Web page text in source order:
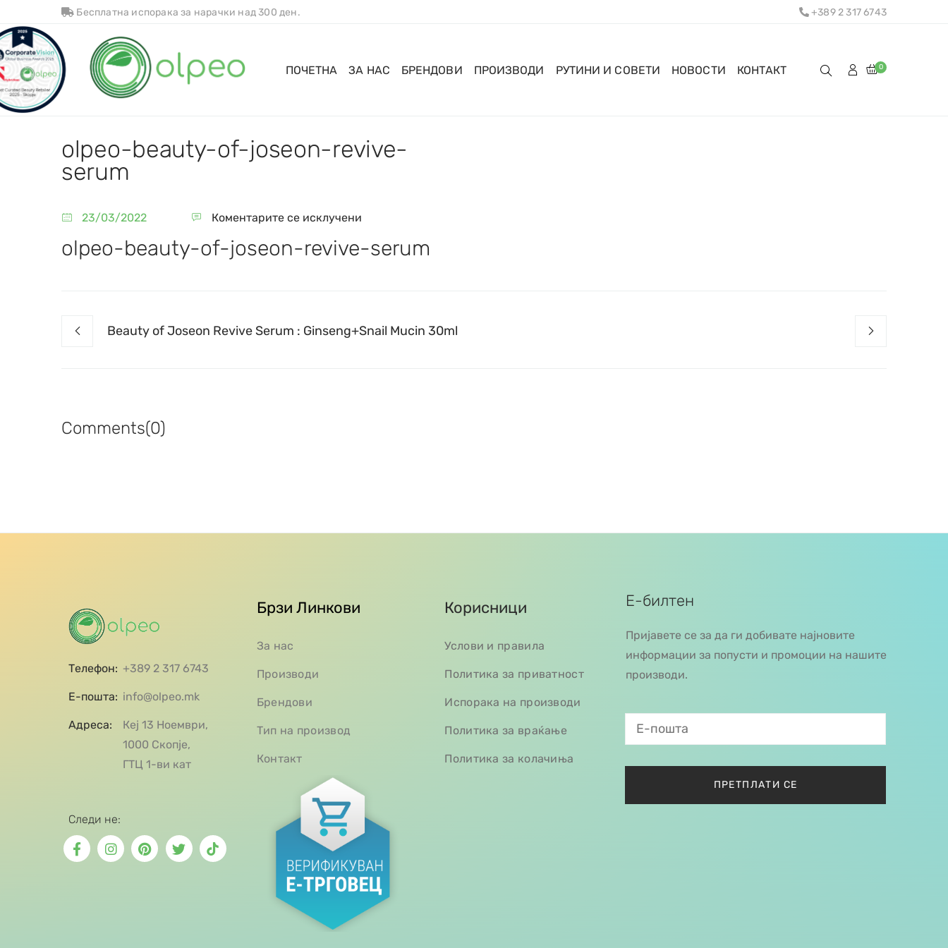
Бесплатна испорака за нарачки над 300 ден. +389 2 317 6743
ПОЧЕТНА ЗА НАС БРЕНДОВИ ПРОИЗВОДИ РУТИНИ И СОВЕТИ НОВОСТИ КОНТАКТ 0
olpeo-beauty-of-joseon-revive-
serum
23/03/2022 Коментарите се исклучени
olpeo-beauty-of-joseon-revive-serum
Beauty of Joseon Revive Serum : Ginseng+Snail Mucin 30ml
Comments(0)
Телефон: +389 2 317 6743
Е-пошта: info@olpeo.mk
Адреса:
Кеј 13 Ноември,
1000 Скопје,
ГТЦ 1-ви кат
Следи не:
Брзи Линкови
За нас
Производи
Брендови
Тип на производ
Контакт
Корисници
Услови и правила
Политика за приватност
Испорака на производи
Политика за враќање
Политика за колачиња
Е-билтен
Пријавете се за да ги добивате најновите
информации за попусти и промоции на нашите
производи.